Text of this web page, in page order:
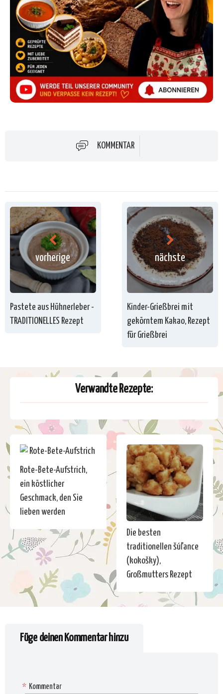
KOMMENTAR
vorherige
Pastete aus Hühnerleber -
TRADITIONELLES Rezept
nächste
Kinder-Grießbrei mit
gekörntem Kakao, Rezept
für Grießbrei
Verwandte Rezepte:
Rote-Bete-Aufstrich,
ein köstlicher
Geschmack, den Sie
lieben werden
Die besten
traditionellen šúľance
(kokošky),
Großmutters Rezept
Füge deinen Kommentar hinzu
Kommentar
*